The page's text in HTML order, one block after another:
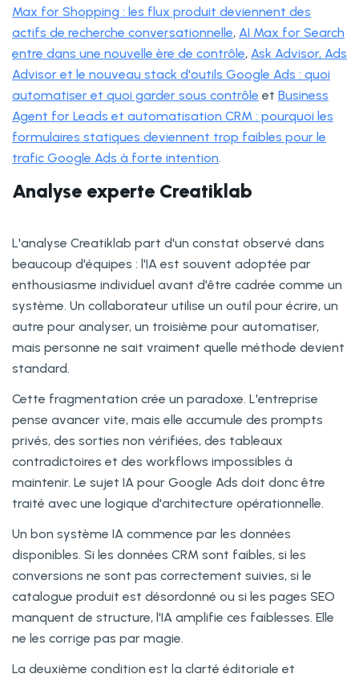
Max for Shopping : les flux produit deviennent des
actifs de recherche conversationnelle, AI Max for Search
entre dans une nouvelle ère de contrôle, Ask Advisor, Ads
Advisor et le nouveau stack d'outils Google Ads : quoi
automatiser et quoi garder sous contrôle et Business
Agent for Leads et automatisation CRM : pourquoi les
formulaires statiques deviennent trop faibles pour le
trafic Google Ads à forte intention.
Analyse experte Creatiklab
L'analyse Creatiklab part d'un constat observé dans
beaucoup d'équipes : l'IA est souvent adoptée par
enthousiasme individuel avant d'être cadrée comme un
système. Un collaborateur utilise un outil pour écrire, un
autre pour analyser, un troisième pour automatiser,
mais personne ne sait vraiment quelle méthode devient
standard.
Cette fragmentation crée un paradoxe. L'entreprise
pense avancer vite, mais elle accumule des prompts
privés, des sorties non vérifiées, des tableaux
contradictoires et des workflows impossibles à
maintenir. Le sujet IA pour Google Ads doit donc être
traité avec une logique d'architecture opérationnelle.
Un bon système IA commence par les données
disponibles. Si les données CRM sont faibles, si les
conversions ne sont pas correctement suivies, si le
catalogue produit est désordonné ou si les pages SEO
manquent de structure, l'IA amplifie ces faiblesses. Elle
ne les corrige pas par magie.
La deuxième condition est la clarté éditoriale et